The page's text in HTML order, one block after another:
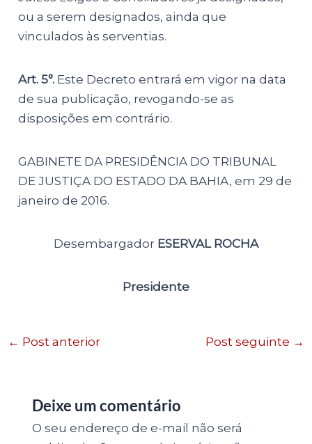
ou a serem designados, ainda que
vinculados às serventias.
Art. 5°. Este Decreto entrará em vigor na data
de sua publicação, revogando-se as
disposições em contrário.
GABINETE DA PRESIDÊNCIA DO TRIBUNAL
DE JUSTIÇA DO ESTADO DA BAHIA, em 29 de
janeiro de 2016.
Desembargador ESERVAL ROCHA
Presidente
← Post anterior Post seguinte →
Deixe um comentário
O seu endereço de e-mail não será